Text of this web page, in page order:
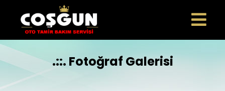
.::. Fotoğraf Galerisi